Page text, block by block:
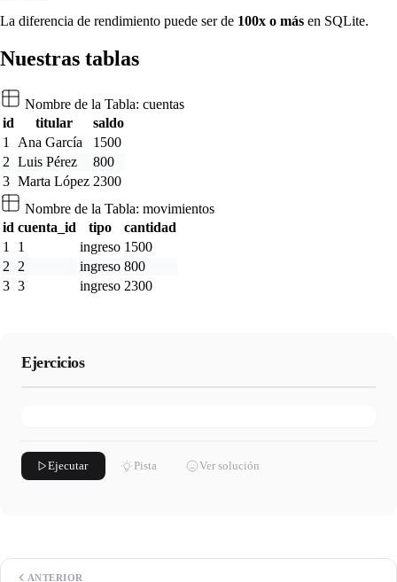
La diferencia de rendimiento puede ser de 100x o más en SQLite.
Nuestras tablas
Nombre de la Tabla: cuentas
id
titular
saldo
1 Ana García
1500
2 Luis Pérez
800
3 Marta López 2300
Nombre de la Tabla: movimientos
id cuenta_id tipo
cantidad
1
1 ingreso 1500
2 2 ingreso 800
3 3 ingreso 2300
Ejercicios
Ejecutar Pista Ver solución
ANTERIOR